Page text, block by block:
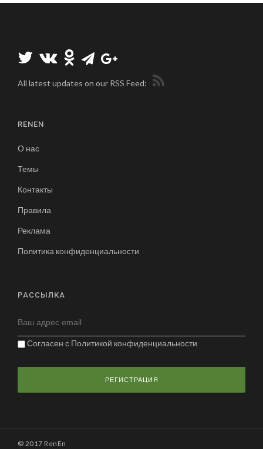
All latest updates on our RSS Feed:
RENEN
О нас
Темы
Контакты
Правила
Реклама
Политика конфиденциальности
РАССЫЛКА
Согласен с Политикой конфиденциальности
© 2017 RenEn